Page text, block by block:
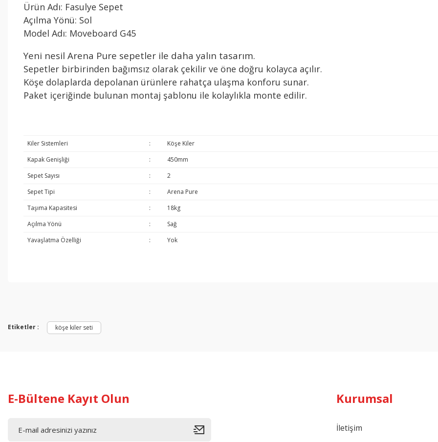
Ürün Adı: Fasulye Sepet
Açılma Yönü: Sol
Model Adı: Moveboard G45
Yeni nesil Arena Pure sepetler ile daha yalın tasarım.
Sepetler birbirinden bağımsız olarak çekilir ve öne doğru kolayca açılır.
Köşe dolaplarda depolanan ürünlere rahatça ulaşma konforu sunar.
Paket içeriğinde bulunan montaj şablonu ile kolaylıkla monte edilir.
Kiler Sistemleri :
Köşe Kiler
Kapak Genişliği
:
450mm
Sepet Sayısı
:
2
Sepet Tipi
:
Arena Pure
Taşıma Kapasitesi
:
18kg
Açılma Yönü
:
Sağ
Yavaşlatma Özelliği
: Yok
Etiketler : köşe kiler seti
E-Bültene Kayıt Olun Kurumsal
İletişim